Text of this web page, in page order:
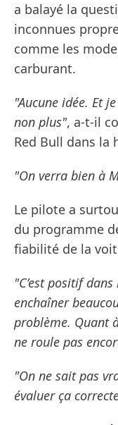
a balayé la
inconnues
comme les
carburant.
"Aucune idée. Et
non plus", a-t-il
Red Bull dans la
"On verra bien à
Le pilote a
du programme
fiabilité de la
"C’est positif
enchaîner
problème. Quant
ne roule pas
"On ne sait pas
évaluer ça